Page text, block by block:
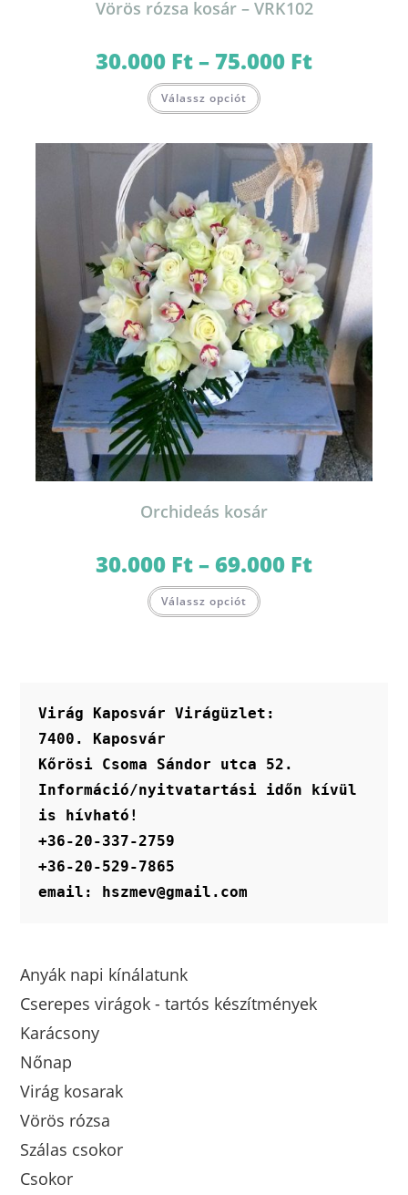
Vörös rózsa kosár – VRK102
30.000 Ft– 75.000 Ft30.000 Ft
Válassz opciót a
van.
A
változatok
a
termékoldalon
választhatók
ki
Orchideás kosár
30.000 Ft–69.000 Ft30.000 Ft
Válassz opciót a
termékoldalon
választhatók
Virág Kaposvár Virágüzlet:
7400. Kaposvár
Kőrösi Csoma Sándor utca 52.
Információ/nyitvatartási időn kívül
is hívható!
+36-20-337-2759
+36-20-529-7865
email: hszmev@gmail.com
Anyák napi kínálatunk
Cserepes virágok - tartós készítmények
Karácsony
Nőnap
Virág kosarak
Vörös rózsa
Szálas csokor
Csokor